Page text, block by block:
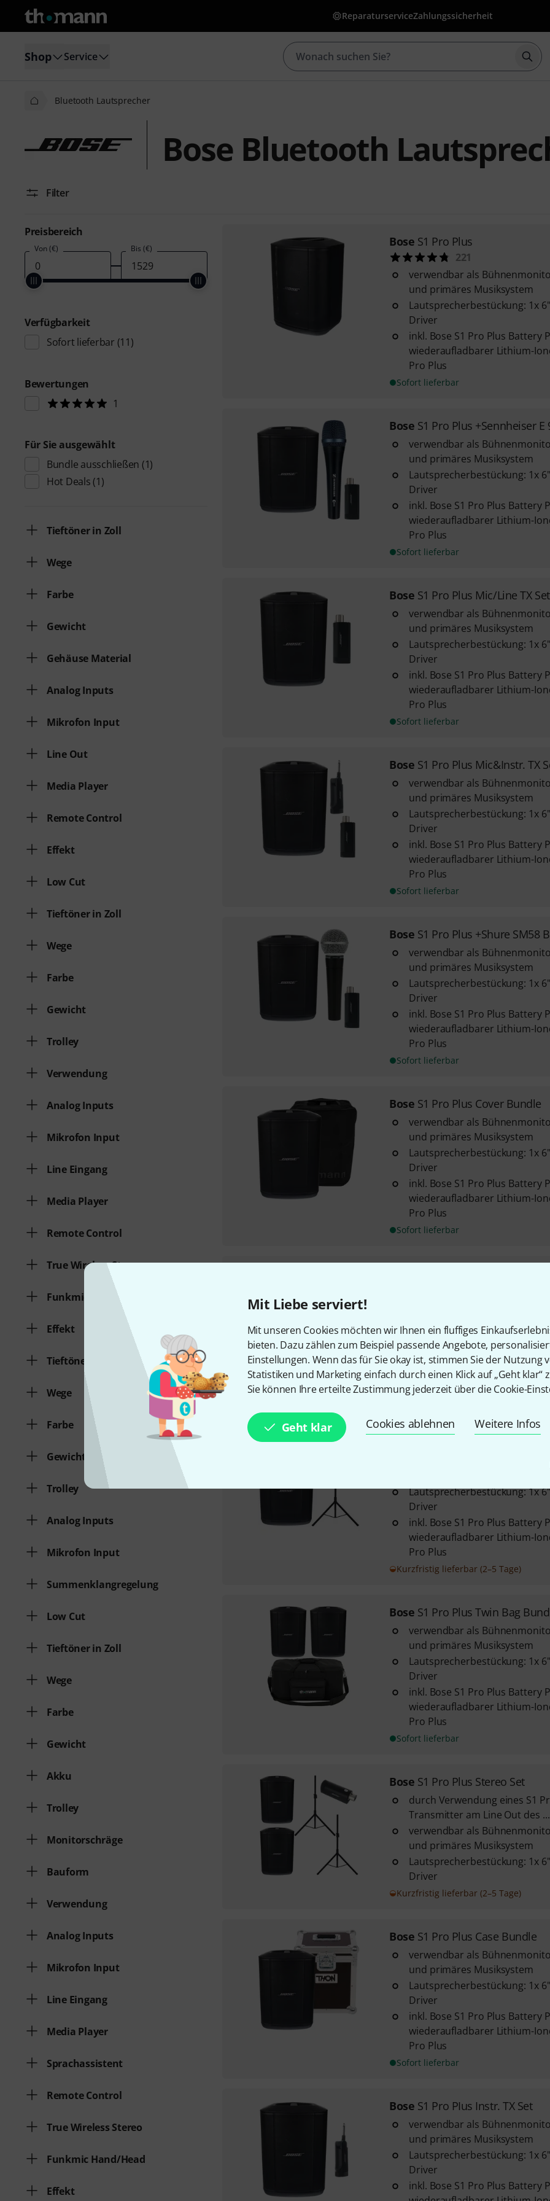
Mit Liebe serviert!
Mit unseren Cookies möchten wir Ihnen ein fluffiges
bieten. Dazu zählen zum Beispiel passende Angebote,
Einstellungen. Wenn das für Sie okay ist, stimmen Sie der Nutzung
Statistiken und Marketing einfach durch einen Klick auf „Geht klar“
Sie können Ihre erteilte Zustimmung jederzeit über die Cookie-
Geht klar Cookies ablehnen Weitere Infos
ReparaturserviceZahlungssicherheit
Shop Service
Bluetooth Lautsprecher
Bose Bluetooth
Filter
Preisbereich
Von (€) Bis (€)
Verfügbarkeit
Sofort lieferbar (11)
Bewertungen
1
Für Sie ausgewählt
Bundle ausschließen (1)
Hot Deals (1)
Tieftöner in Zoll
Wege
Farbe
Gewicht
Gehäuse Material
Analog Inputs
Mikrofon Input
Line Out
Media Player
Remote Control
Effekt
Low Cut
Tieftöner in Zoll
Wege
Farbe
Gewicht
Trolley
Verwendung
Analog Inputs
Mikrofon Input
Line Eingang
Media Player
Remote Control
True Wireless Stereo
Funkmic Hand/Head
Effekt
Tieftöner in Zoll
Wege
Farbe
Gewicht
Trolley
Analog Inputs
Mikrofon Input
Summenklangregelung
Low Cut
Tieftöner in Zoll
Wege
Farbe
Gewicht
Akku
Trolley
Monitorschräge
Bauform
Verwendung
Analog Inputs
Mikrofon Input
Line Eingang
Media Player
Sprachassistent
Remote Control
True Wireless Stereo
Funkmic Hand/Head
Effekt
Bose S1 Pro Plus
221
verwendbar als
und primäres Musiksystem
Lautsprecherbestückung: 1x
Driver
inkl. Bose S1 Pro Plus Battery
wiederaufladbarer Lithium-
Pro Plus
Sofort lieferbar
Bose S1 Pro Plus +Sennheiser E
verwendbar als
und primäres Musiksystem
Lautsprecherbestückung: 1x
Driver
inkl. Bose S1 Pro Plus Battery
wiederaufladbarer Lithium-
Pro Plus
Sofort lieferbar
Bose S1 Pro Plus Mic/Line TX Set
verwendbar als
und primäres Musiksystem
Lautsprecherbestückung: 1x
Driver
inkl. Bose S1 Pro Plus Battery
wiederaufladbarer Lithium-
Pro Plus
Sofort lieferbar
Bose S1 Pro Plus Mic&Instr. TX
verwendbar als
und primäres Musiksystem
Lautsprecherbestückung: 1x
Driver
inkl. Bose S1 Pro Plus Battery
wiederaufladbarer Lithium-
Pro Plus
Sofort lieferbar
Bose S1 Pro Plus +Shure SM58
verwendbar als
und primäres Musiksystem
Lautsprecherbestückung: 1x
Driver
inkl. Bose S1 Pro Plus Battery
wiederaufladbarer Lithium-
Pro Plus
Sofort lieferbar
Bose S1 Pro Plus Cover Bundle
verwendbar als
und primäres Musiksystem
Lautsprecherbestückung: 1x
Driver
inkl. Bose S1 Pro Plus Battery
wiederaufladbarer Lithium-
Pro Plus
Sofort lieferbar
Driver
inkl. Bose S1 Pro Plus Battery
wiederaufladbarer Lithium-
Pro Plus
Sofort lieferbar
verwendbar als
Lautsprecherbestückung: 1x
Driver
inkl. Bose S1 Pro Plus Battery
wiederaufladbarer Lithium-
Pro Plus
Kurzfristig lieferbar (2–5 Tage)
Bose S1 Pro Plus Twin Bag
verwendbar als
und primäres Musiksystem
Lautsprecherbestückung: 1x
Driver
inkl. Bose S1 Pro Plus Battery
wiederaufladbarer Lithium-
Pro Plus
Sofort lieferbar
Bose S1 Pro Plus Stereo Set
durch Verwendung eines S1
Transmitter am Line Out des ...
verwendbar als
und primäres Musiksystem
Lautsprecherbestückung: 1x
Driver
Kurzfristig lieferbar (2–5 Tage)
Bose S1 Pro Plus Case Bundle
verwendbar als
und primäres Musiksystem
Lautsprecherbestückung: 1x
Driver
inkl. Bose S1 Pro Plus Battery
wiederaufladbarer Lithium-
Pro Plus
Sofort lieferbar
Bose S1 Pro PIus Instr. TX Set
verwendbar als
und primäres Musiksystem
Lautsprecherbestückung: 1x
Driver
inkl. Bose S1 Pro Plus Battery